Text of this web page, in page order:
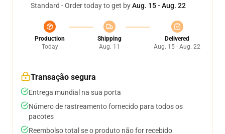
Standard - Order today to get byAug. 15 - Aug. 22
Production
Today
Shipping
Aug. 11
Delivered
Aug. 15 - Aug. 22
Transação segura
Entrega mundial na sua porta
Número de rastreamento fornecido para todos os
pacotes
Reembolso total se o produto não for recebido